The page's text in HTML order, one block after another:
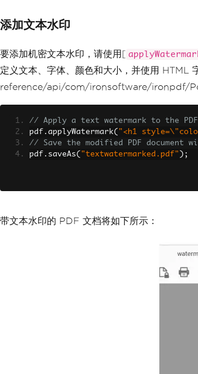
添加文本水印
要添加机密文本水印，请使用[
定义文本、字体、颜色和大小，并使用 HTML
reference/api/com/ironsoftware/ironpdf/
// Apply a text watermark to the PDF
pdf . applyWatermark( "<h1
// Save the modified PDF document
pdf . saveAs( "textwatermarked.pdf" );
带文本水印的 PDF 文档将如下所示：